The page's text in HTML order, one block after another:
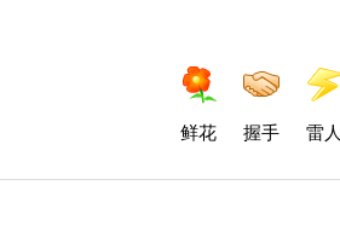
鲜花 握手 雷